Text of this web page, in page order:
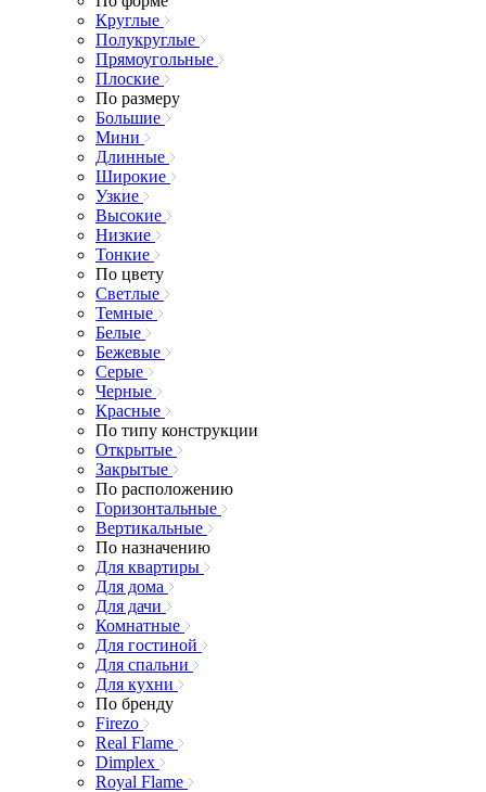
Круглые
Полукруглые
Прямоугольные
Плоские
По размеру
Большие
Мини
Длинные
Широкие
Узкие
Высокие
Низкие
Тонкие
По цвету
Светлые
Темные
Белые
Бежевые
Серые
Черные
Красные
По типу конструкции
Открытые
Закрытые
По расположению
Горизонтальные
Вертикальные
По назначению
Для квартиры
Для дома
Для дачи
Комнатные
Для гостиной
Для спальни
Для кухни
По бренду
Firezo
Real Flame
Dimplex
Royal Flame